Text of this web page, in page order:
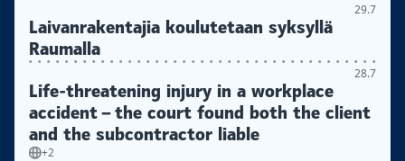
29.7
Laivanrakentajia koulutetaan syksyllä
Raumalla
28.7
Life-threatening injury in a workplace
accident – the court found both the client
and the subcontractor liable
+2